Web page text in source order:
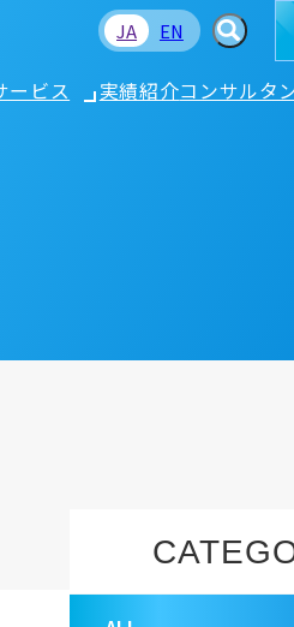
JA EN
ービス 実績紹介コンサルタ